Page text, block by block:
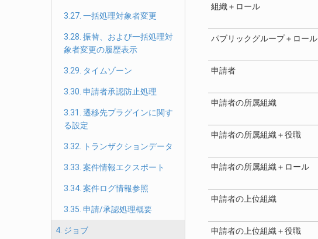
3.27. 一括処理対象者変更
3.28. 振替、および一括処理対
象者変更の履歴表示
3.29. タイムゾーン
3.30. 申請者承認防止処理
3.31. 遷移先プラグインに関す
る設定
3.32. トランザクションデータ
3.33. 案件情報エクスポート
3.34. 案件ログ情報参照
3.35. 申請/承認処理概要
4. ジョブ
組織＋ロール
パブリックグループ＋ロール
申請者
申請者の所属組織
申請者の所属組織＋役職
申請者の所属組織＋ロール
申請者の上位組織
申請者の上位組織＋役職